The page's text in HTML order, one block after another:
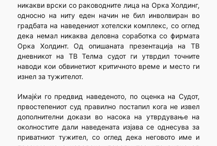
никакви врски со раководните лица на Орка Холдинг,
односно на ниту еден начин не бил инволвиран во
градбата на наведениот хотелски комплекс, со оглед
дека немал никаква деловна соработка со фирмата
Орка Холдинт. Од опишаната презентација на ТВ
дневникот на ТВ Телма судот ги утврдил точните
наводи кои обвинетиот критичното време и место ги
изнел за тужителот.
Имајќи го предвид наведеното, по оценка на Судот,
првостепениот суд правилно постапил кога не извел
дополнителни докази во насока на утврдување на
околностите дали наведената изјава се однесува за
приватниот тужител, со оглед дека неговото име и